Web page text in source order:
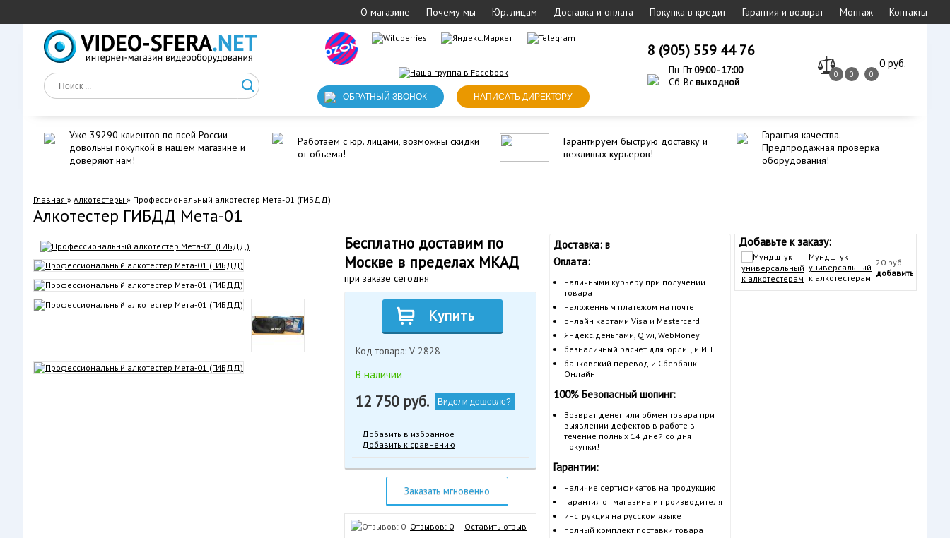
О магазине Почему мы Юр. лицам Доставка и оплата Покупка в кредит Гарантия и возврат Монтаж Контакты
ОБРАТНЫЙ ЗВОНОК НАПИСАТЬ ДИРЕКТОРУ
8 (905) 559 44 76
Пн-Пт09:00 - 17:00
Сб-Всвыходной
0 0 0
0 руб.
Уже 39290 клиентов по всей России
довольны покупкой в нашем магазине и
доверяют нам!
Работаем с юр. лицами, возможны скидки
от объема!
Гарантируем быструю доставку и
вежливых курьеров!
Гарантия качества.
Предпродажная проверка
оборудования!
Главная » Алкотестеры » Профессиональный алкотестер Мета-01 (ГИБДД)
Алкотестер ГИБДД Мета-01
Бесплатно доставим по
Москве в пределах МКАД
при заказе сегодня
Купить
Код товара: V-2828
В наличии
12 750 руб. Видели дешевле?
Добавить в избранное
Добавить к сравнению
Заказать мгновенно
Отзывов: 0 | Оставить отзыв
Доставка: в
Оплата:
наличными курьеру при получении
товара
наложенным платежом на почте
онлайн картами Visa и Mastercard
Яндекс.деньгами, Qiwi, WebMoney
безналичный расчёт для юрлиц и ИП
банковский перевод и Сбербанк
Онлайн
100% Безопасный шопинг:
Возврат денег или обмен товара при
выявлении дефектов в работе в
течение полных 14 дней со дня
покупки!
Гарантии:
наличие сертификатов на продукцию
гарантия от магазина и производителя
инструкция на русском языке
полный комплект поставки товара
Добавьте к заказу:
Мундштук
универсальный
к алкотестерам
20 руб.
добавить